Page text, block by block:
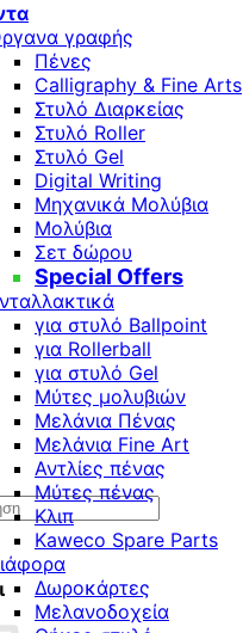
γραφής
Πένες
Calligraphy & Fine Arts
Στυλό Διαρκείας
Στυλό Roller
Στυλό Gel
Digital Writing
Μηχανικά Μολύβια
Μολύβια
Σετ δώρου
Special Offers
για στυλό Ballpoint
για Rollerball
για στυλό Gel
Μύτες μολυβιών
Μελάνια Πένας
Μελάνια Fine Art
Αντλίες πένας
Μύτες πένας
Κλιπ
Kaweco Spare Parts
Δωροκάρτες
Μελανοδοχεία